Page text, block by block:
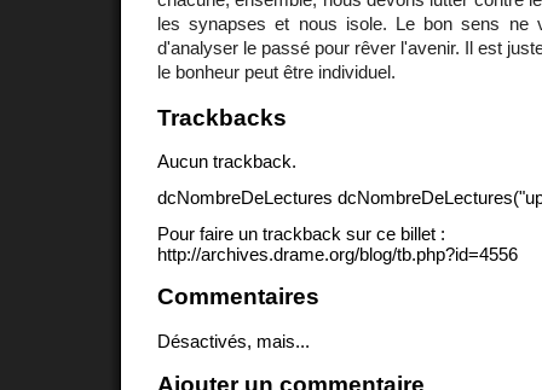
les synapses et nous isole. Le bon sens ne
d'analyser le passé pour rêver l'avenir. Il est
le bonheur peut être individuel.
Trackbacks
Aucun trackback.
dcNombreDeLectures
Pour faire un trackback sur ce billet :
http://archives.drame.org/blog/tb.php?id=4556
Commentaires
Désactivés, mais...
Ajouter un commentaire